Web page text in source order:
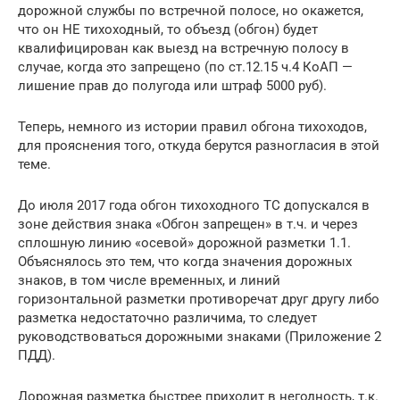
дорожной службы по встречной полосе, но окажется,
что он НЕ тихоходный, то объезд (обгон) будет
квалифицирован как выезд на встречную полосу в
случае, когда это запрещено (по ст.12.15 ч.4 КоАП —
лишение прав до полугода или штраф 5000 руб).
Теперь, немного из истории правил обгона тихоходов,
для прояснения того, откуда берутся разногласия в этой
теме.
До июля 2017 года обгон тихоходного ТС допускался в
зоне действия знака «Обгон запрещен» в т.ч. и через
сплошную линию «осевой» дорожной разметки 1.1.
Объяснялось это тем, что когда значения дорожных
знаков, в том числе временных, и линий
горизонтальной разметки противоречат друг другу либо
разметка недостаточно различима, то следует
руководствоваться дорожными знаками (Приложение 2
ПДД).
Дорожная разметка быстрее приходит в негодность, т.к.